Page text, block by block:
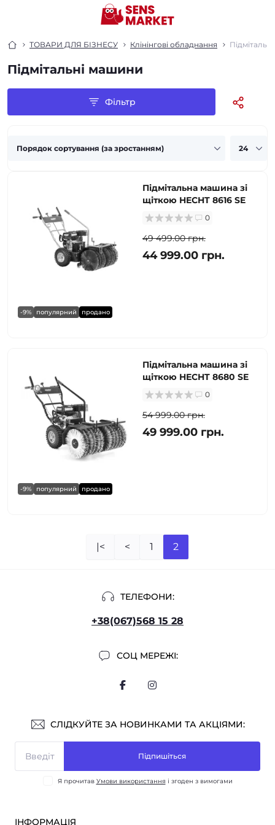
ТОВАРИ ДЛЯ БІЗНЕСУ Клінінгові обладнання
Підмітальні машини
Фільтр
-9% популярний продано
Підмітальна машина зі
щіткою HECHT 8616 SE
0
49 499.00 грн.
44 999.00 грн.
-9% популярний продано
Підмітальна машина зі
щіткою HECHT 8680 SE
0
54 999.00 грн.
49 999.00 грн.
|< < 1 2
ТЕЛЕФОНИ:
+38(067)568 15 28
СОЦ МЕРЕЖІ:
СЛІДКУЙТЕ ЗА НОВИНКАМИ ТА АКЦІЯМИ:
Підпишіться
Я прочитав Умови використання і згоден з вимогами
ІНФОРМАЦІЯ